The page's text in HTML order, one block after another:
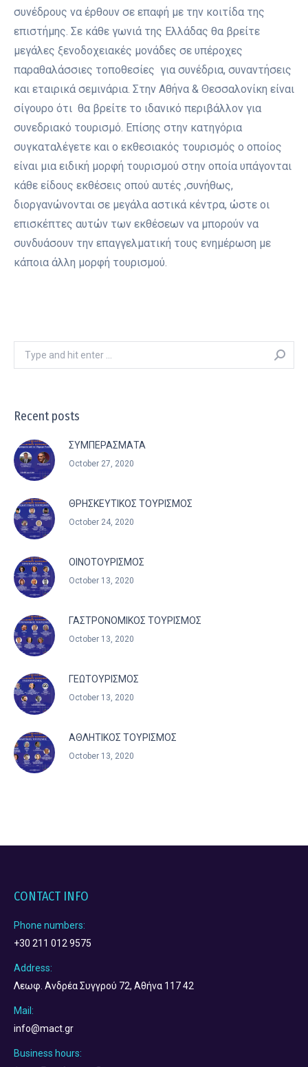
συνέδρους να έρθουν σε επαφή με την κοιτίδα της
επιστήμης. Σε κάθε γωνιά της Ελλάδας θα βρείτε
μεγάλες ξενοδοχειακές μονάδες σε υπέροχες
παραθαλάσσιες τοποθεσίες για συνέδρια, συναντήσεις
και εταιρικά σεμινάρια. Στην Αθήνα & Θεσσαλονίκη είναι
σίγουρο ότι θα βρείτε το ιδανικό περιβάλλον για
συνεδριακό τουρισμό. Επίσης στην κατηγόρια
συγκαταλέγετε και ο εκθεσιακός τουρισμός ο οποίος
είναι μια ειδική μορφή τουρισμού στην οποία υπάγονται
κάθε είδους εκθέσεις οπού αυτές ,συνήθως,
διοργανώνονται σε μεγάλα αστικά κέντρα, ώστε οι
επισκέπτες αυτών των εκθέσεων να μπορούν να
συνδυάσουν την επαγγελματική τους ενημέρωση με
κάποια άλλη μορφή τουρισμού.
Search:
Recent posts
ΣΥΜΠΕΡΑΣΜΑΤΑ
October 27, 2020
ΘΡΗΣΚΕΥΤΙΚΟΣ ΤΟΥΡΙΣΜΟΣ
October 24, 2020
ΟΙΝΟΤΟΥΡΙΣΜΟΣ
October 13, 2020
ΓΑΣΤΡΟΝΟΜΙΚΟΣ ΤΟΥΡΙΣΜΟΣ
October 13, 2020
ΓΕΩΤΟΥΡΙΣΜΟΣ
October 13, 2020
ΑΘΛΗΤΙΚΟΣ ΤΟΥΡΙΣΜΟΣ
October 13, 2020
CONTACT INFO
Phone numbers:
+30 211 012 9575
Address:
Λεωφ. Ανδρέα Συγγρού 72, Αθήνα 117 42
Mail:
info@mact.gr
Business hours: